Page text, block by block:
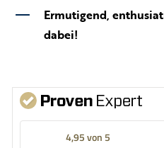
Ermutigend,
dabei!
4,95 von 5